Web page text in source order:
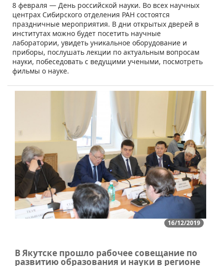
​8 февраля — День российской науки. Во всех научных
центрах Сибирского отделения РАН состоятся
праздничные мероприятия. В дни открытых дверей в
институтах можно будет посетить научные
лаборатории, увидеть уникальное оборудование и
приборы, послушать лекции по актуальным вопросам
науки, побеседовать с ведущими учеными, посмотреть
фильмы о науке.
16/12/2019
В Якутске прошло рабочее совещание по
развитию образования и науки в регионе